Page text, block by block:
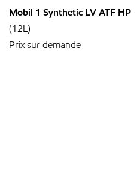
Mobil 1 Synthetic LV ATF HP
(12L)
Prix sur demande